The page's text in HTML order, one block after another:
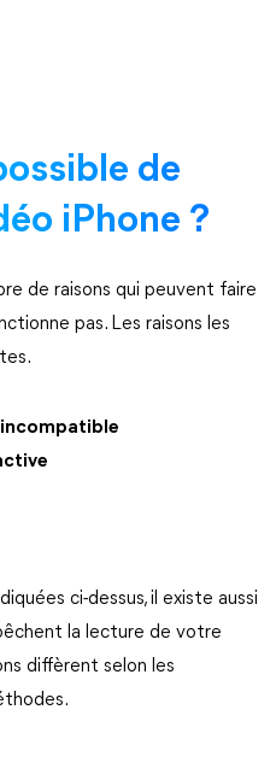
de
iPhone ?
de raisons qui peuvent faire
pas. Les raisons les
incompatible
ci-dessus, il existe aussi
la lecture de votre
diffèrent selon les